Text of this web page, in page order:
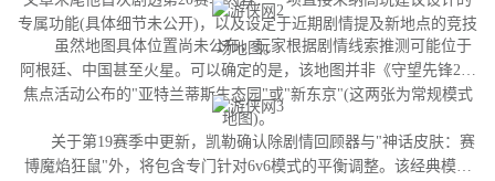
专属功能(具体细节未公开)，以及设定于近期剧情提及新地点的竞技
场地图。
虽然地图具体位置尚未公布，玩家根据剧情线索推测可能位于
阿根廷、中国甚至火星。可以确定的是，该地图并非《守望先锋2》
焦点活动公布的"亚特兰蒂斯生态园"或"新东京"(这两张为常规模式
地图)。
关于第19赛季中更新，凯勒确认除剧情回顾器与"神话皮肤：赛
博魔焰狂鼠"外，将包含专门针对6v6模式的平衡调整。该经典模式